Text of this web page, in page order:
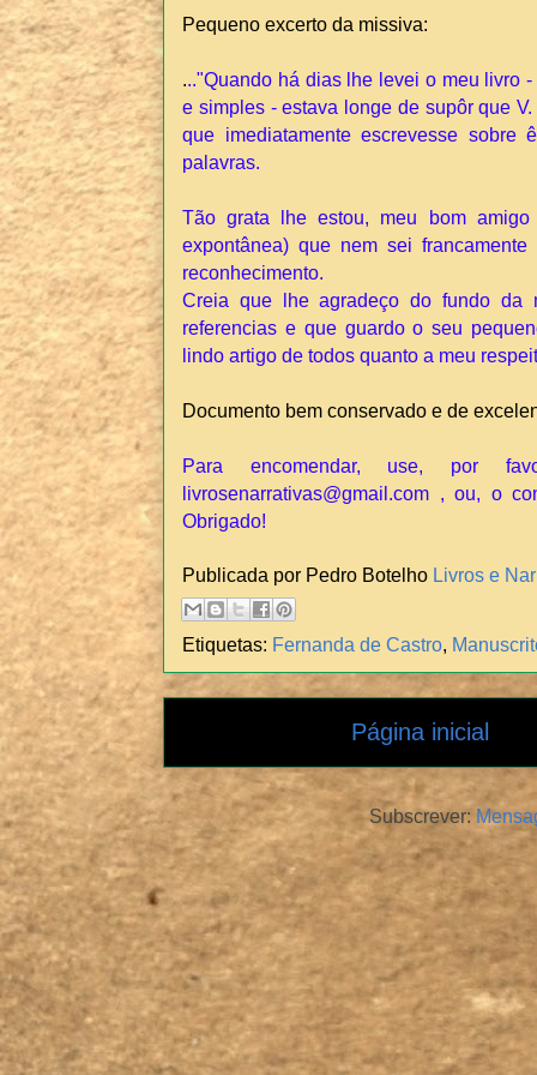
Pequeno excerto da missiva:
..."Quando há dias lhe levei o meu livro
e simples - estava longe de supôr que
que imediatamente escrevesse sobre
palavras.
Tão grata lhe estou, meu bom amigo
expontânea) que nem sei
reconhecimento.
Creia que lhe agradeço do fundo da
referencias e que guardo o seu
lindo artigo de todos quanto a meu
Documento bem conservado e de
Para encomendar, use, por
livrosenarrativas@gmail.com , ou, o
Obrigado!
Publicada por Pedro Botelho Livros e
Etiquetas: Fernanda de Castro,
Página inicial
Subscrever: